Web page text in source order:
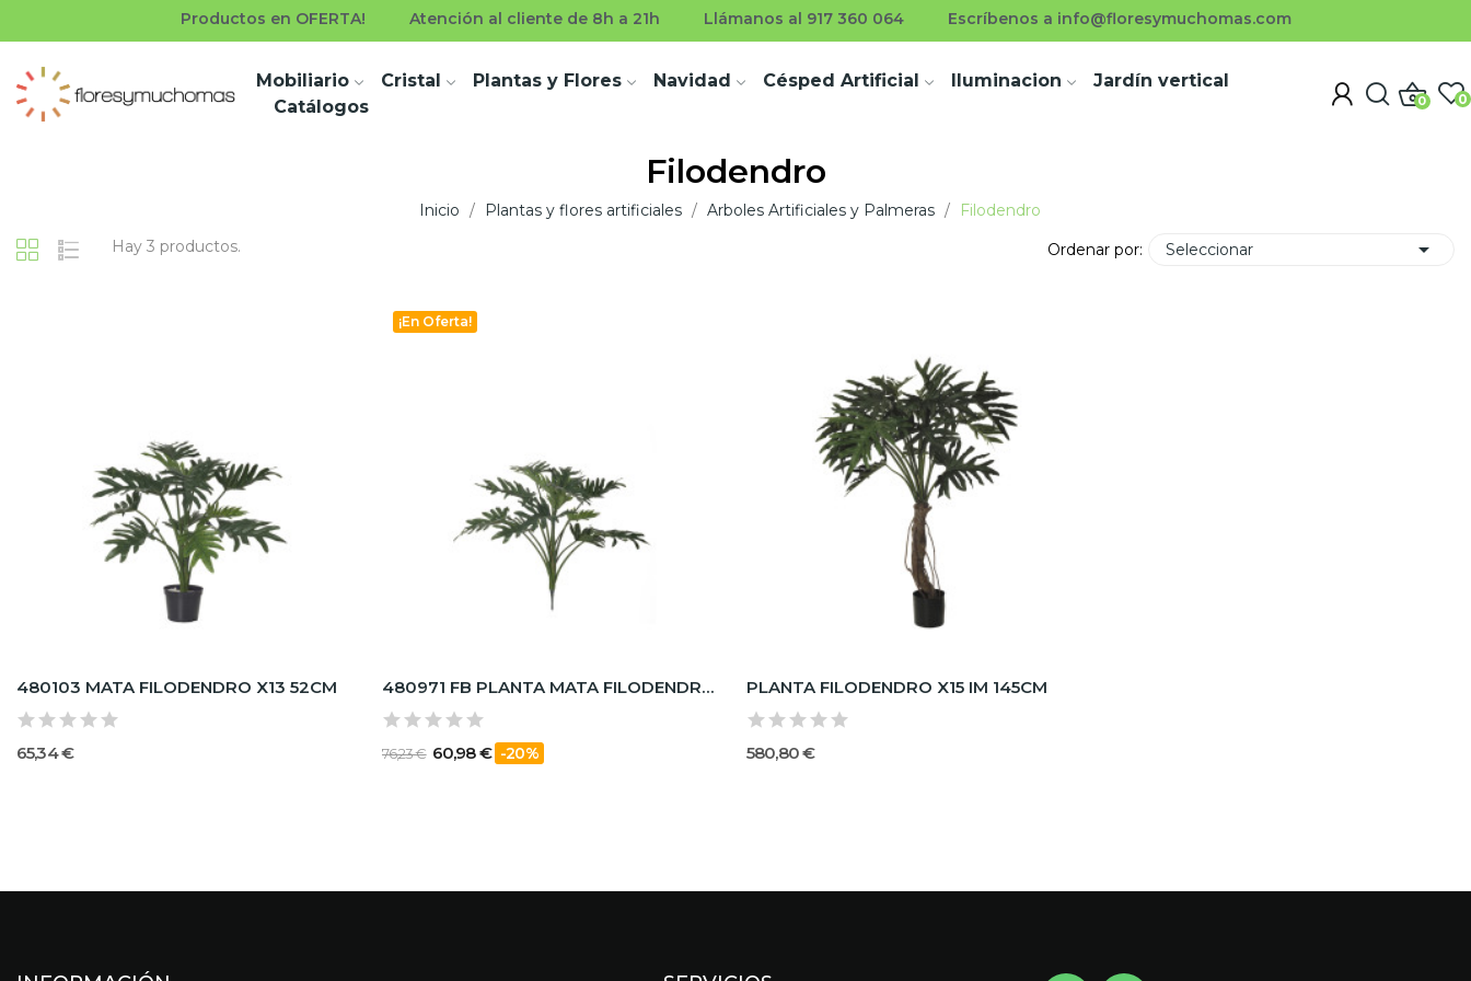
Productos en OFERTA! Atención al cliente de 8h a 21h Llámanos al 917 360 064 Escríbenos a info@floresymuchomas.com
Mobiliario Cristal Plantas y Flores Navidad Césped Artificial Iluminacion
Jardín vertical
Catálogos
0 0
Filodendro
Inicio Plantas y flores artificiales Arboles Artificiales y Palmeras
Filodendro
Hay 3 productos.
Ordenar por: Seleccionar 
480103 MATA FILODENDRO X13 52CM
65,34 €
¡En Oferta!
480971 FB PLANTA MATA FILODENDRO X13 55CM C/M
76,23 € 60,98 € -20%
PLANTA FILODENDRO X15 IM 145CM
580,80 €